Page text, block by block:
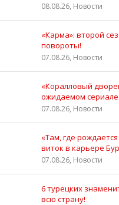
08.08.26, Новости
«Карма»: второй
повороты!
07.08.26, Новости
«Коралловый
ожидаемом сериале
07.08.26, Новости
«Там, где
виток в карьере
07.08.26, Новости
6 турецких
всю страну!